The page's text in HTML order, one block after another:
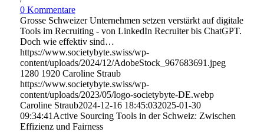
0 Kommentare
Grosse Schweizer Unternehmen setzen verstärkt auf digitale
Tools im Recruiting - von LinkedIn Recruiter bis ChatGPT.
Doch wie effektiv sind…
https://www.societybyte.swiss/wp-
content/uploads/2024/12/AdobeStock_967683691.jpeg
1280 1920 Caroline Straub
https://www.societybyte.swiss/wp-
content/uploads/2023/05/logo-societybyte-DE.webp
Caroline Straub2024-12-16 18:45:032025-01-30
09:34:41 Active Sourcing Tools in der Schweiz: Zwischen
Effizienz und Fairness